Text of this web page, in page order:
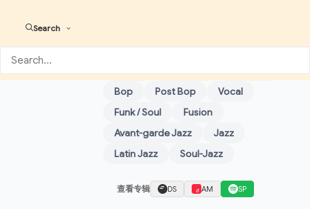
Search
Contemporary Jazz
Jazz-Funk
Bop
Post Bop
Vocal
Funk / Soul
Fusion
Avant-garde Jazz
Jazz
Latin Jazz
Soul-Jazz
查看专辑 DS AM SP